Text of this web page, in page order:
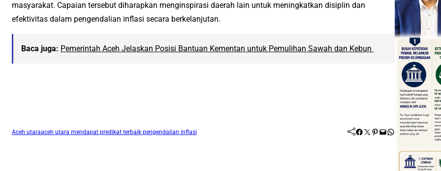
masyarakat. Capaian tersebut diharapkan menginspirasi daerah lain untuk meningkatkan disiplin dan
efektivitas dalam pengendalian inflasi secara berkelanjutan.
Baca juga: Pemerintah Aceh Jelaskan Posisi Bantuan Kementan untuk Pemulihan Sawah dan Kebun
Aceh utaraaceh utara mendapat predikat terbaik pengendalian inflasi Facebook Twitter Pinterest Mail WhatsApp